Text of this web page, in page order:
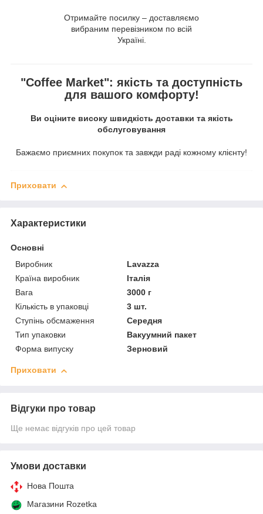
Отримайте посилку – доставляємо
вибраним перевізником по всій
Україні.
"Coffee Market": якість та доступність
для вашого комфорту!
Ви оціните високу швидкість доставки та якість
обслуговування
Бажаємо приємних покупок та завжди раді кожному клієнту!
Приховати
Характеристики
Основні
Виробник
Lavazza
Країна виробник
Італія
Вага
3000 г
Кількість в упаковці
3 шт.
Ступінь обсмаження
Середня
Тип упаковки
Вакуумний пакет
Форма випуску
Зерновий
Приховати
Відгуки про товар
Ще немає відгуків про цей товар
Умови доставки
Нова Пошта
Магазини Rozetka